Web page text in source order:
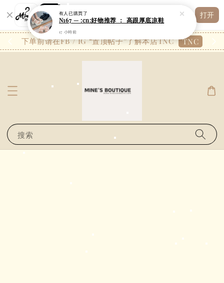
Shopping: 追踪您的订单
您信赖的商店
打开
下单前请在FB / IG “置顶帖子”了解本店TNC TNC
搜索
有人 已購買了
N167 — :cn:好物推荐 ： 高跟厚底凉鞋
17 小時前